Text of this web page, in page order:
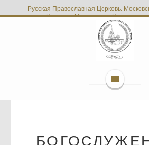
Русская Православная Церковь.
Приходы Московского